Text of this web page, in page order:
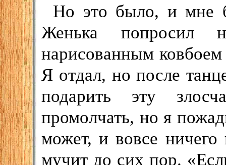
Но это было, и мне
Женька попросил
нарисованным
Я отдал, но после
подарить эту
промолчать, но я
может, и вовсе ничего
мучит до сих пор.